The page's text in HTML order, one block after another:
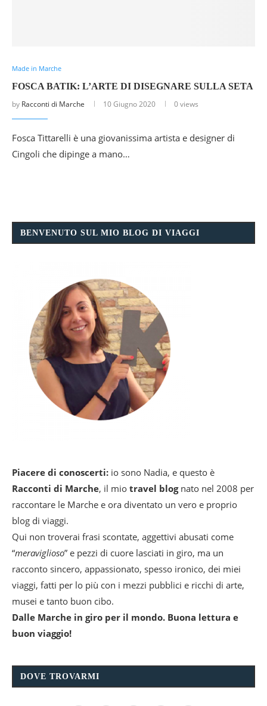
Made in Marche
FOSCA BATIK: L’ARTE DI DISEGNARE SULLA SETA
by Racconti di Marche 10 Giugno 2020 0 views
Fosca Tittarelli è una giovanissima artista e designer di
Cingoli che dipinge a mano…
BENVENUTO SUL MIO BLOG DI VIAGGI
Piacere di conoscerti: io sono Nadia, e questo è
Racconti di Marche, il mio travel blognato nel 2008 per
raccontare le Marche e ora diventato un vero e proprio
blog di viaggi.
Qui non troverai frasi scontate, aggettivi abusati come
“meraviglioso” e pezzi di cuore lasciati in giro, ma un
racconto sincero, appassionato, spesso ironico, dei miei
viaggi, fatti per lo più con i mezzi pubblici e ricchi di arte,
musei e tanto buon cibo.
Dalle Marche in giro per il mondo. Buona lettura e
buon viaggio!
DOVE TROVARMI